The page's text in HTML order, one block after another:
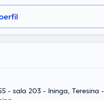
- sala 203 - Ininga, Teresina -